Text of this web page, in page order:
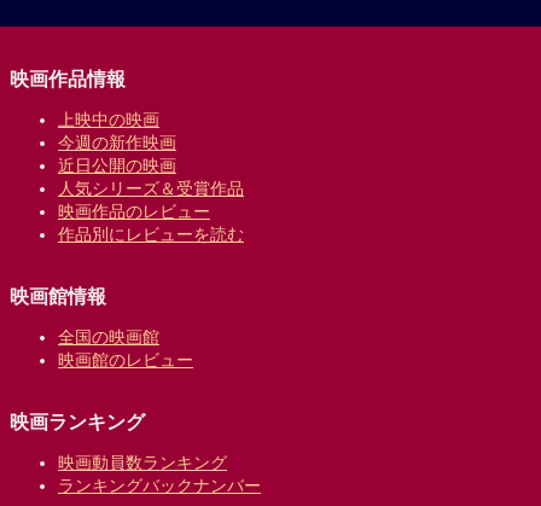
映画作品情報
上映中の映画
今週の新作映画
近日公開の映画
人気シリーズ＆受賞作品
映画作品のレビュー
作品別にレビューを読む
映画館情報
全国の映画館
映画館のレビュー
映画ランキング
映画動員数ランキング
ランキングバックナンバー